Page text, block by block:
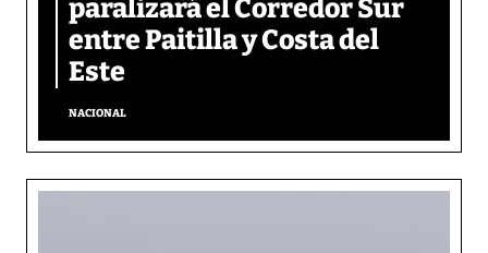
paralizará el Corredor Sur
entre Paitilla y Costa del
Este
NACIONAL